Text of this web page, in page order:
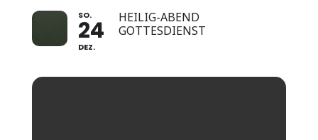
SO.
24
DEZ.
HEILIG-ABEND
GOTTESDIENST